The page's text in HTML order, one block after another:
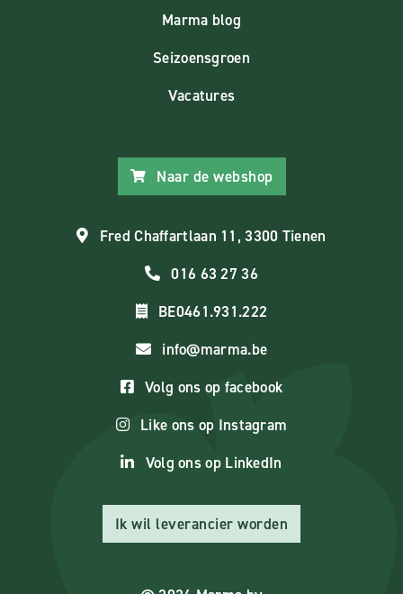
Marma blog
Seizoensgroen
Vacatures
Naar de webshop
Fred Chaffartlaan 11, 3300 Tienen
016 63 27 36
BE0461.931.222
info@marma.be
Volg ons op facebook
Like ons op Instagram
Volg ons op LinkedIn
Ik wil leverancier worden